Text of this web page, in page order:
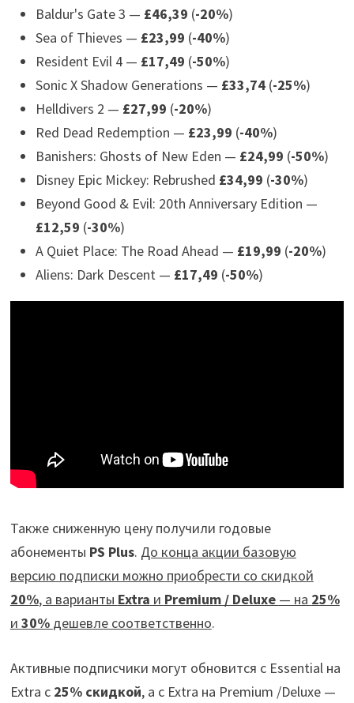
Baldur's Gate 3 — £46,39 (-20%)
Sea of Thieves — £23,99 (-40%)
Resident Evil 4 — £17,49 (-50%)
Sonic X Shadow Generations — £33,74(-25%)
Helldivers 2 — £27,99 (-20%)
Red Dead Redemption — £23,99 (-40%)
Banishers: Ghosts of New Eden — £24,99 (-50%)
Disney Epic Mickey: Rebrushed £34,99 (-30%)
Beyond Good & Evil: 20th Anniversary Edition —
£12,59 (-30%)
A Quiet Place: The Road Ahead — £19,99 (-20%)
Aliens: Dark Descent — £17,49 (-50%)
Также сниженную цену получили годовые
абонементы PS Plus. До конца акции базовую
версию подписки можно приобрести со скидкой
20%, а варианты Extra и Premium / Deluxe — на 25%
и 30% дешевле соответственно.
Активные подписчики могут обновится с Essential на
Extra с 25% скидкой, а с Extra на Premium /Deluxe —